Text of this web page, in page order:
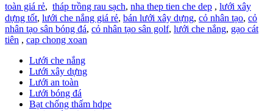
toàn giá rẻ, tháp trồng rau sạch, nha thep tien che dep , lưới xây
dựng tốt, lưới che nắng giá rẻ, bán lưới xây dựng, cỏ nhân tạo, cỏ
nhân tạo sân bóng đá, cỏ nhân tạo sân golf, lưới che nắng, gạo cát
tiên , cap chong xoan
Lưới che nắng
Lưới xây dựng
Lưới an toàn
Lưới bóng đá
Bạt chống thấm hdpe